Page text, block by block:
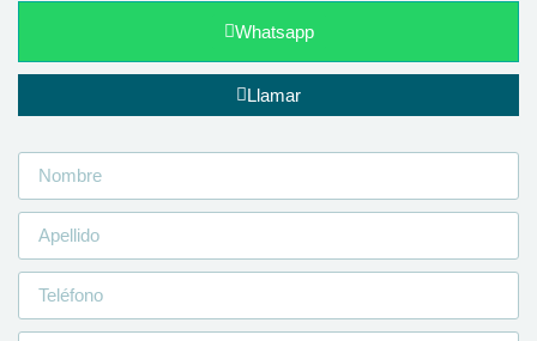
Whatsapp
Llamar